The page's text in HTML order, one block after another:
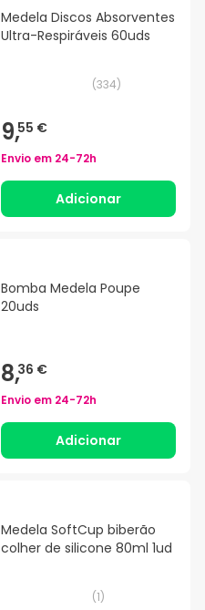
Medela Discos Absorventes
Ultra-Respiráveis 60uds
(334)
9,55 €
Envio em 24-72h
Adicionar
Bomba Medela Poupe
20uds
8,36 €
Envio em 24-72h
Adicionar
Medela SoftCup biberão
colher de silicone 80ml 1ud
(1)